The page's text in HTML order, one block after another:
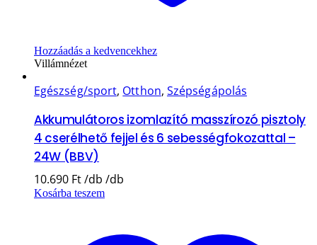
Hozzáadás a kedvencekhez
Villámnézet
Egészség/sport, Otthon, Szépségápolás
Akkumulátoros izomlazító masszírozó pisztoly
4 cserélhető fejjel és 6 sebességfokozattal –
24W (BBV)
10.690 Ft
Kosárba teszem